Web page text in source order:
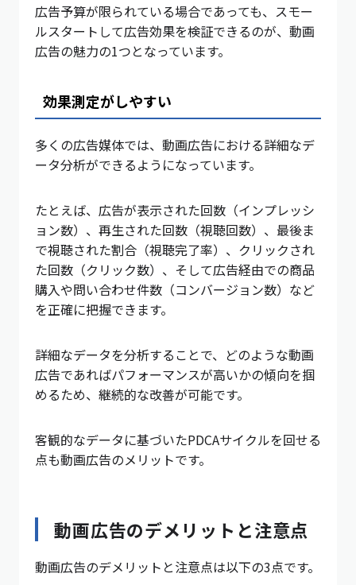
広告予算が限られている場合であっても、スモー
ルスタートして広告効果を検証できるのが、動画
広告の魅力の1つとなっています。
効果測定がしやすい
多くの広告媒体では、動画広告における詳細なデ
ータ分析ができるようになっています。
たとえば、広告が表示された回数（インプレッシ
ョン数）、再生された回数（視聴回数）、最後ま
で視聴された割合（視聴完了率）、クリックされ
た回数（クリック数）、そして広告経由での商品
購入や問い合わせ件数（コンバージョン数）など
を正確に把握できます。
詳細なデータを分析することで、どのような動画
広告であればパフォーマンスが高いかの傾向を掴
めるため、継続的な改善が可能です。
客観的なデータに基づいたPDCAサイクルを回せる
点も動画広告のメリットです。
動画広告のデメリットと注意点
動画広告のデメリットと注意点は以下の3点です。